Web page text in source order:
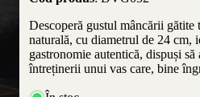
Descoperă gustul mâncării
naturală, cu diametrul de 24 cm,
gastronomie autentică, dispuși
întreținerii unui vas care, bine